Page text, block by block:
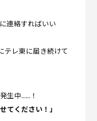
連絡すればいい
テレ東に届き続けて
生中......！
てください！」